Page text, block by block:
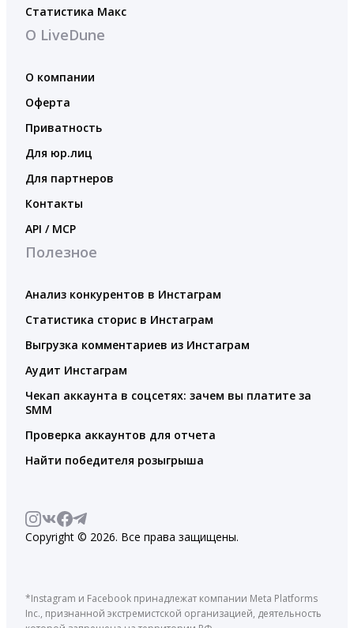
Статистика Макс
О LiveDune
О компании
Оферта
Приватность
Для юр.лиц
Для партнеров
Контакты
API / MCP
Полезное
Анализ конкурентов в Инстаграм
Статистика сторис в Инстаграм
Выгрузка комментариев из Инстаграм
Аудит Инстаграм
Чекап аккаунта в соцсетях: зачем вы платите за
SMM
Проверка аккаунтов для отчета
Найти победителя розыгрыша
Copyright © 2026. Все права защищены.
*Instagram и Facebook принадлежат компании Meta Platforms
Inc., признанной экстремистской организацией, деятельность